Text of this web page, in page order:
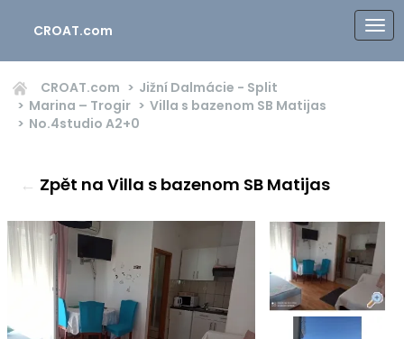
CROAT.com
CROAT.com
Jižní Dalmácie - Split
Marina – Trogir
Villa s bazenom SB Matijas
No.4studio A2+0
← Zpět na Villa s bazenom SB Matijas